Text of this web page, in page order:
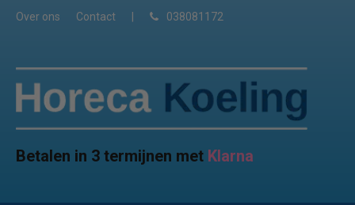
Over ons Contact 038081172
Betalen in 3 termijnen met Klarna